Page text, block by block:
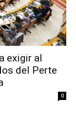
exigir al
del Perte
0